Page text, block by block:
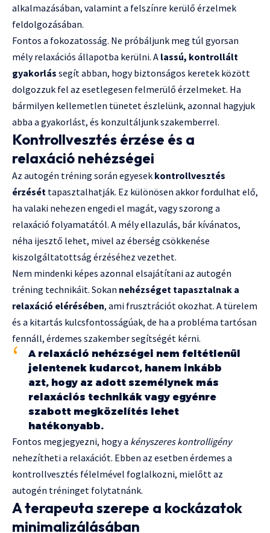
alkalmazásában, valamint a felszínre kerülő érzelmek
feldolgozásában.
Fontos a fokozatosság. Ne próbáljunk meg túl gyorsan
mély relaxációs állapotba kerülni. A lassú, kontrollált
gyakorlás segít abban, hogy biztonságos keretek között
dolgozzuk fel az esetlegesen felmerülő érzelmeket. Ha
bármilyen kellemetlen tünetet észlelünk, azonnal hagyjuk
abba a gyakorlást, és konzultáljunk szakemberrel.
Kontrollvesztés érzése és a
relaxáció nehézségei
Az autogén tréning során egyesek kontrollvesztés
érzését tapasztalhatják. Ez különösen akkor fordulhat elő,
ha valaki nehezen engedi el magát, vagy szorong a
relaxáció folyamatától. A mély ellazulás, bár kívánatos,
néha ijesztő lehet, mivel az éberség csökkenése
kiszolgáltatottság érzéséhez vezethet.
Nem mindenki képes azonnal elsajátítani az autogén
tréning technikáit. Sokan nehézséget tapasztalnak a
relaxáció elérésében, ami frusztrációt okozhat. A türelem
és a kitartás kulcsfontosságúak, de ha a probléma tartósan
fennáll, érdemes szakember segítségét kérni.
A relaxáció nehézségei nem feltétlenül
jelentenek kudarcot, hanem inkább
azt, hogy az adott személynek más
relaxációs technikák vagy egyénre
szabott megközelítés lehet
hatékonyabb.
Fontos megjegyezni, hogy a kényszeres kontrolligény
nehezítheti a relaxációt. Ebben az esetben érdemes a
kontrollvesztés félelmével foglalkozni, mielőtt az
autogén tréninget folytatnánk.
A terapeuta szerepe a kockázatok
minimalizálásában